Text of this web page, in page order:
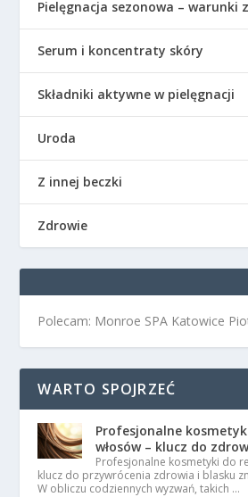
Pielęgnacja sezonowa – warunki
Serum i koncentraty skóry
Składniki aktywne w pielęgnacji
Uroda
Z innej beczki
Zdrowie
Polecam: Monroe SPA Katowice
WARTO SPOJRZEĆ
Profesjonalne
włosów – klucz do
Profesjonalne kosmetyki do
klucz do przywrócenia zdrowia i blasku
W obliczu codziennych wyzwań, takich …